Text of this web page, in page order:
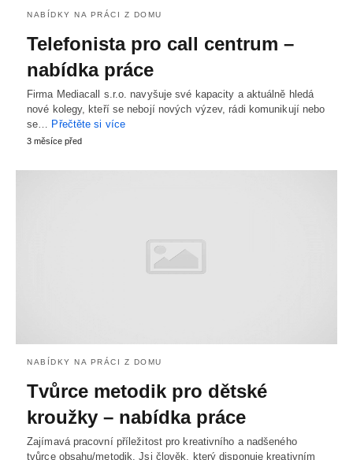
NABÍDKY NA PRÁCI Z DOMU
Telefonista pro call centrum –
nabídka práce
Firma Mediacall s.r.o. navyšuje své kapacity a aktuálně hledá
nové kolegy, kteří se nebojí nových výzev, rádi komunikují nebo
se… Přečtěte si více
3 měsíce před
NABÍDKY NA PRÁCI Z DOMU
Tvůrce metodik pro dětské
kroužky – nabídka práce
Zajímavá pracovní příležitost pro kreativního a nadšeného
tvůrce obsahu/metodik. Jsi člověk, který disponuje kreativním